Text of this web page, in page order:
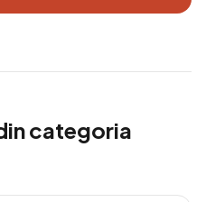
categoria